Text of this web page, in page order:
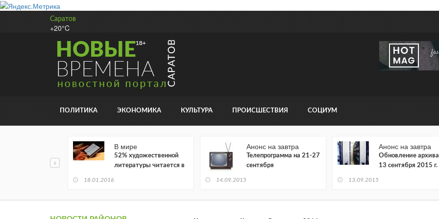
Саратов
+20°C
ПОЛИТИКА ЭКОНОМИКА КУЛЬТУРА ПРОИСШЕСТВИЯ СОЦИУМ
В мире
52% художественной
литературы читается в
18.01.2016
Анонс на завтра
Телепрограмма на 21-27
сентября
14.09.2015
Анонс на завтра
Обновление архива
13 сентября 2015 г.
13.09.2015